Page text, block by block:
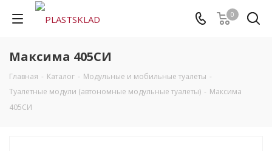
0
Максима 405СИ
Главная - Каталог - Модульные и мобильные туалеты -
Туалетные модули (автономные модульные туалеты) - Максима
405СИ